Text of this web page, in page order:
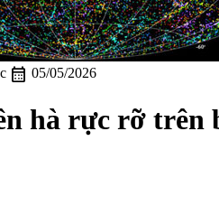
calendar_month 05/05/2026
hà rực rỡ trên